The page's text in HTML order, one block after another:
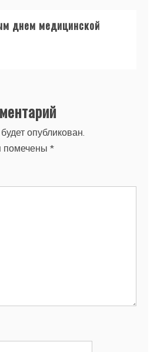
днем медицинской
опубликован.
помечены *